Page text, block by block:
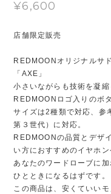
¥6,600
店舗限定販売
REDMOONオリジナルサ
「AXE」
小さいながらも技術を凝
REDMOONロゴ入りのボ
サイズは2種類で対応、
第３世代）に対応。
REDMOONの品質とデザ
い方におすすめのイヤホン
あなたのワードローブに
ひとときになるはずです。
この商品は、安くていい